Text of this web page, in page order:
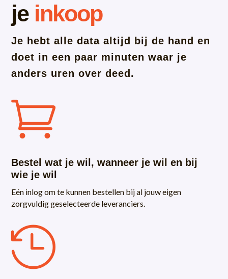
je inkoop
Je hebt alle data altijd bij de hand en
doet in een paar minuten waar je
anders uren over deed.

Bestel wat je wil, wanneer je wil en bij
wie je wil
Eén inlog om te kunnen bestellen bij al jouw eigen
zorgvuldig geselecteerde leveranciers.
